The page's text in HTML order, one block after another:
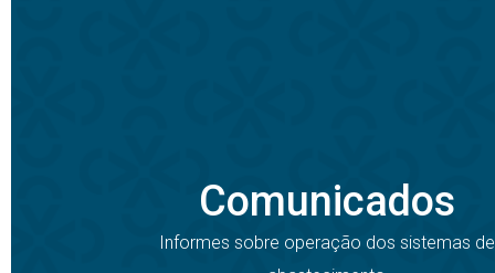
Comunicados
Informes sobre operação dos sistemas de